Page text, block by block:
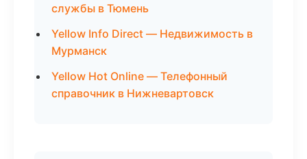
службы в Тюмень
Yellow Info Direct — Недвижимость в
Мурманск
Yellow Hot Online — Телефонный
справочник в Нижневартовск